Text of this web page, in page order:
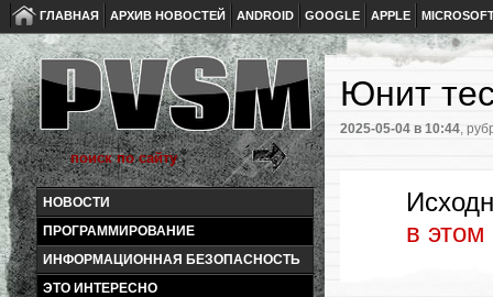
ГЛАВНАЯ АРХИВ НОВОСТЕЙ ANDROID GOOGLE APPLE
НОВОСТИ
ПРОГРАММИРОВАНИЕ
ИНФОРМАЦИОННАЯ БЕЗОПАСНОСТЬ
ЭТО ИНТЕРЕСНО
Юнит
2025-05-04 в 10:44,
в этом